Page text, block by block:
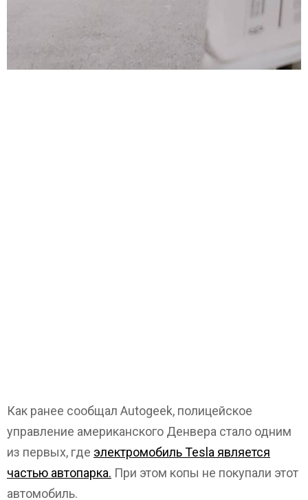
Как ранее сообщал Autogeek, полицейское
управление американского Денвера стало одним
из первых, где электромобиль Tesla является
частью автопарка. При этом копы не покупали этот
автомобиль.